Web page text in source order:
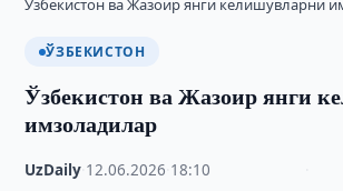
Ўзбекистон ва Жазоир янги келишувларни
ЎЗБЕКИСТОН
Ўзбекистон ва Жазоир янги
имзоладилар
UzDaily 12.06.2026 18:10